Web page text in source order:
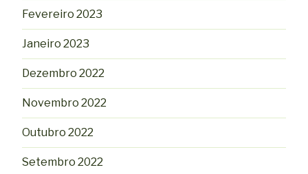
Fevereiro 2023
Janeiro 2023
Dezembro 2022
Novembro 2022
Outubro 2022
Setembro 2022